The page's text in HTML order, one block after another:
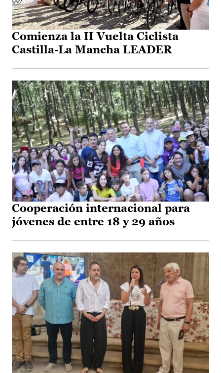
Comienza la II Vuelta Ciclista
Castilla-La Mancha LEADER
Cooperación internacional para
jóvenes de entre 18 y 29 años